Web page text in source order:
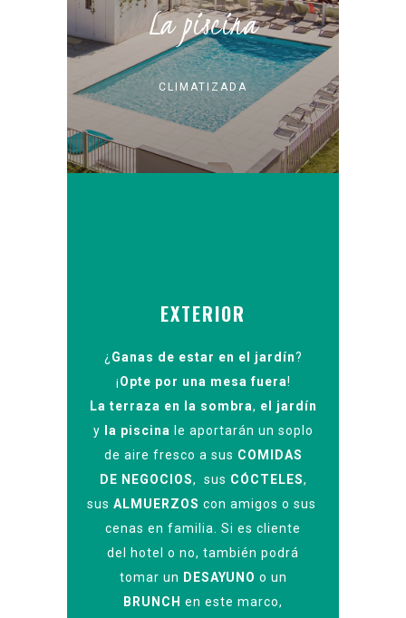
La piscina
CLIMATIZADA
EXTERIOR
¿ Ganas de estar en el jardín?
¡Opte por una mesa fuera!
La terraza en la sombra, el jardín
y la piscina le aportarán un soplo
de aire fresco a sus COMIDAS
DE NEGOCIOS, sus CÓCTELES,
sus ALMUERZOS con amigos o sus
cenas en familia. Si es cliente
del hotel o no, también podrá
tomar un DESAYUNO o un
BRUNCH en este marco,